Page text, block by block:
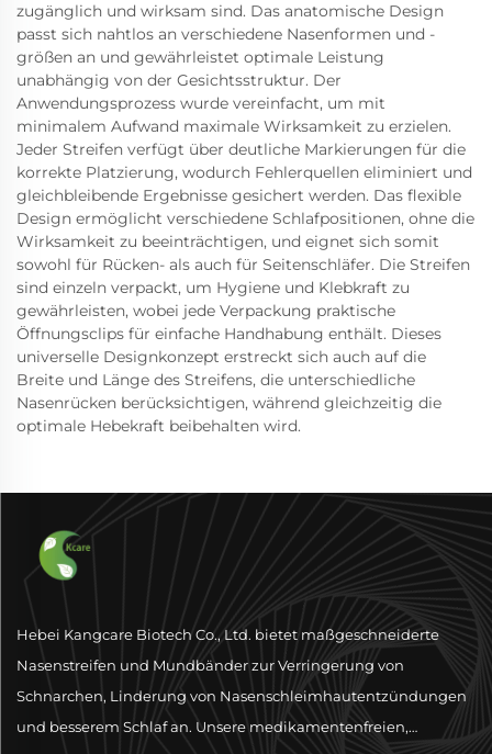
zugänglich und wirksam sind. Das anatomische Design
passt sich nahtlos an verschiedene Nasenformen und -
größen an und gewährleistet optimale Leistung
unabhängig von der Gesichtsstruktur. Der
Anwendungsprozess wurde vereinfacht, um mit
minimalem Aufwand maximale Wirksamkeit zu erzielen.
Jeder Streifen verfügt über deutliche Markierungen für die
korrekte Platzierung, wodurch Fehlerquellen eliminiert und
gleichbleibende Ergebnisse gesichert werden. Das flexible
Design ermöglicht verschiedene Schlafpositionen, ohne die
Wirksamkeit zu beeinträchtigen, und eignet sich somit
sowohl für Rücken- als auch für Seitenschläfer. Die Streifen
sind einzeln verpackt, um Hygiene und Klebkraft zu
gewährleisten, wobei jede Verpackung praktische
Öffnungsclips für einfache Handhabung enthält. Dieses
universelle Designkonzept erstreckt sich auch auf die
Breite und Länge des Streifens, die unterschiedliche
Nasenrücken berücksichtigen, während gleichzeitig die
optimale Hebekraft beibehalten wird.
Hebei Kangcare Biotech Co., Ltd. bietet maßgeschneiderte
Nasenstreifen und Mundbänder zur Verringerung von
Schnarchen, Linderung von Nasenschleimhautentzündungen
und besserem Schlaf an. Unsere medikamentenfreien,